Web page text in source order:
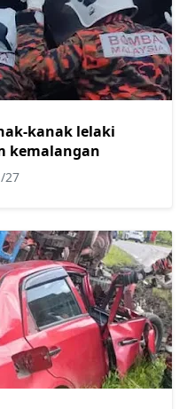
kanak lelaki
kemalangan
27